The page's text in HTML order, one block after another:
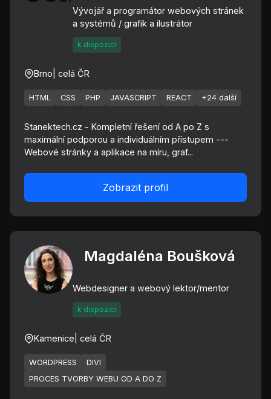
Vývojář a programátor webových stránek
a systémů / grafik a ilustrátor
k dispozici
Brno | celá ČR
HTML CSS PHP JAVASCRIPT REACT +24 další
Stanektech.cz - Kompletní řešení od A po Z s
maximální podporou a individuálním přístupem ---
Webové stránky a aplikace na míru, graf...
Zobrazit profil
Magdaléna Boušková
Webdesigner a webový lektor/mentor
k dispozici
Kamenice | celá ČR
WORDPRESS
DIVI
PROCES TVORBY WEBU OD A DO Z